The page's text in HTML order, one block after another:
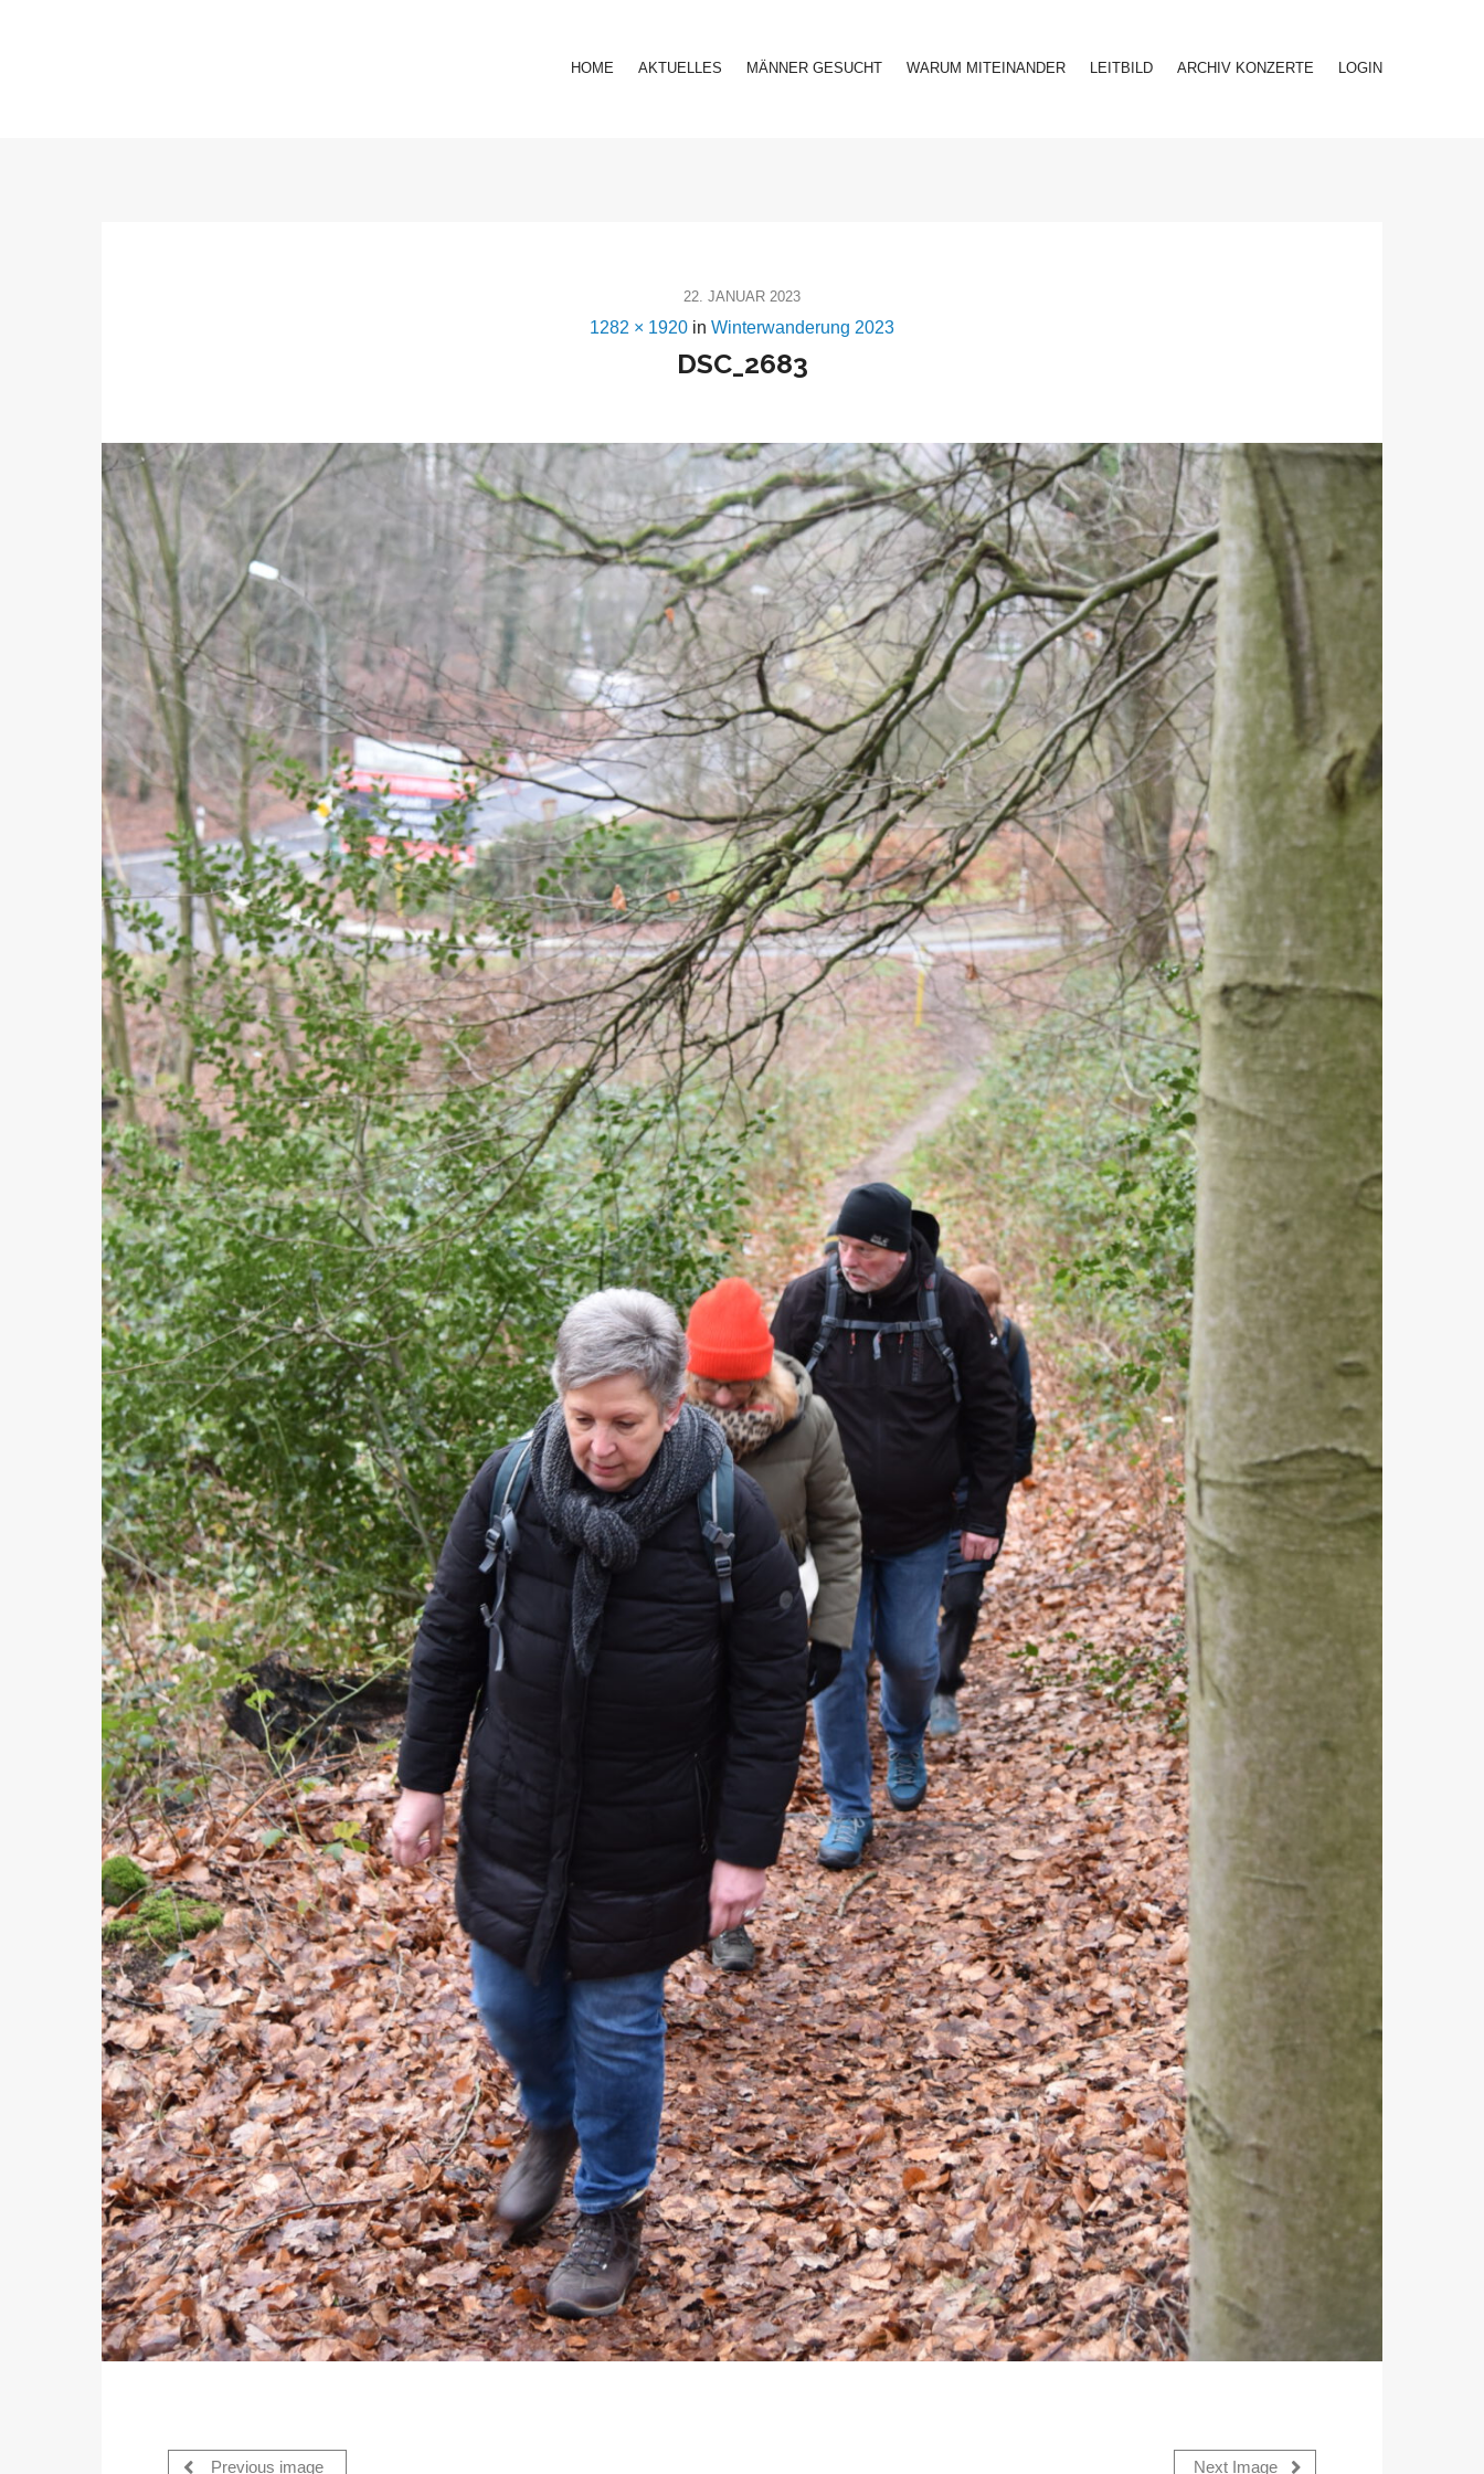
HOME AKTUELLES MÄNNER GESUCHT WARUM MITEINANDER LEITBILD ARCHIV KONZERTE LOGIN
22. JANUAR 2023
1282 × 1920 in Winterwanderung 2023
DSC_2683
Previous image Next Image